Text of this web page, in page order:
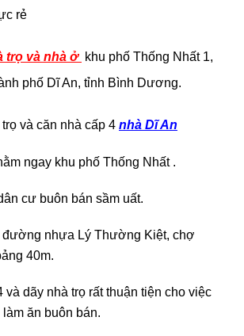
rẻ
trọ và nhà ở khu phố Thống Nhất 1,
phố Dĩ An, tỉnh Bình Dương.
và căn nhà cấp 4 nhà Dĩ An
ngay khu phố Thống Nhất .
cư buôn bán sầm uất.
đường nhựa Lý Thường Kiệt, chợ
40m.
và dãy nhà trọ rất thuận tiện cho việc
ăn buôn bán.